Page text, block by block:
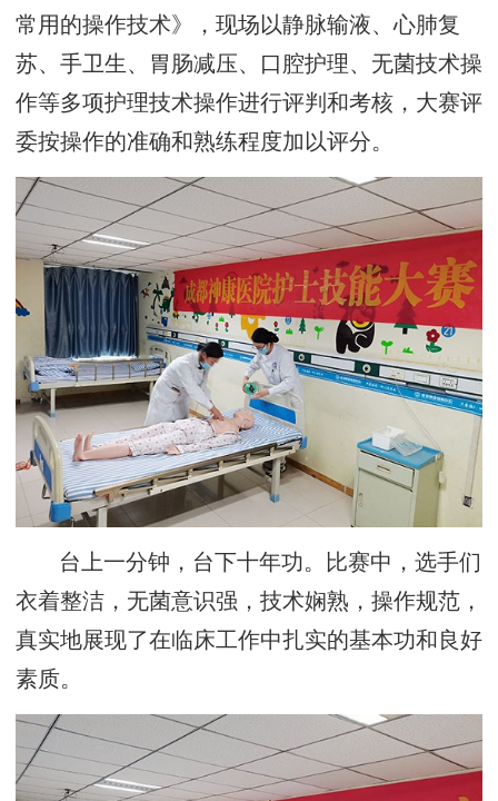
常用的操作技术》，现场以静脉输液、心肺复
苏、手卫生、胃肠减压、口腔护理、无菌技术操
作等多项护理技术操作进行评判和考核，大赛评
委按操作的准确和熟练程度加以评分。
台上一分钟，台下十年功。比赛中，选手们
衣着整洁，无菌意识强，技术娴熟，操作规范，
真实地展现了在临床工作中扎实的基本功和良好
素质。